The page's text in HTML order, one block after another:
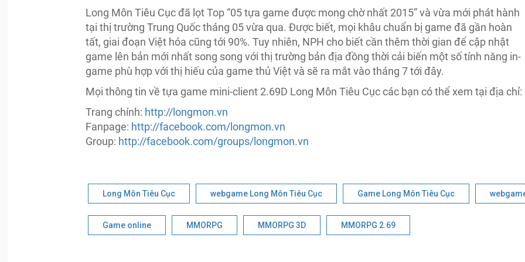
Long Môn Tiêu Cục đã lọt Top “05 tựa game được mong chờ nhất 2015” và vừa mới phát hành
tại thị trường Trung Quốc tháng 05 vừa qua. Được biết, mọi khâu chuẩn bị game đã gần hoàn
tất, giai đoạn Việt hóa cũng tới 90%. Tuy nhiên, NPH cho biết cần thêm thời gian để cập nhật
game lên bản mới nhất song song với thị trường bản địa đồng thời cải biến một số tính năng in-
game phù hợp với thị hiếu của game thủ Việt và sẽ ra mắt vào tháng 7 tới đây.
Mọi thông tin về tựa game mini-client 2.69D Long Môn Tiêu Cục các bạn có thể xem tại địa chỉ:
Trang chính: http://longmon.vn
Fanpage: http://facebook.com/longmon.vn
Group: http://facebook.com/groups/longmon.vn
Long Môn Tiêu Cục webgame Long Môn Tiêu Cục Game Long Môn Tiêu Cục
Game online MMORPG MMORPG 3D MMORPG 2.69